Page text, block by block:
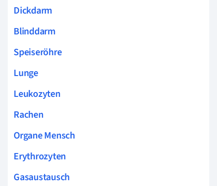
Dickdarm
Blinddarm
Speiseröhre
Lunge
Leukozyten
Rachen
Organe Mensch
Erythrozyten
Gasaustausch